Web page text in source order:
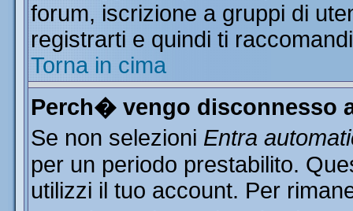
forum, iscrizione a gruppi di
registrarti e quindi ti
Torna in cima
Perch� vengo disconnesso
Se non selezioni Entra
per un periodo prestabilito.
utilizzi il tuo account. Per